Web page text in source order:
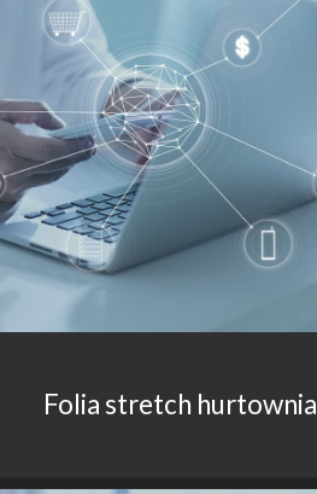
Folia stretch hurtownia